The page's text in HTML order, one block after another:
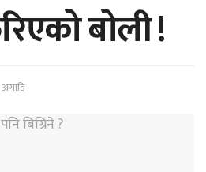
बोली !